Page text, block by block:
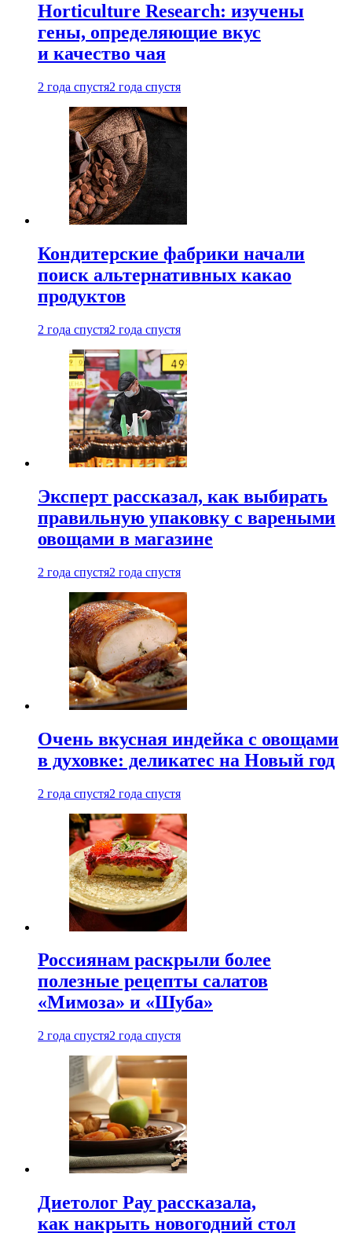
Horticulture Research: изучены
гены, определяющие вкус
и качество чая
2 года спустя2 года спустя
Кондитерские фабрики начали
поиск альтернативных какао
продуктов
2 года спустя2 года спустя
Эксперт рассказал, как выбирать
правильную упаковку с вареными
овощами в магазине
2 года спустя2 года спустя
Очень вкусная индейка с овощами
в духовке: деликатес на Новый год
2 года спустя2 года спустя
Россиянам раскрыли более
полезные рецепты салатов
«Мимоза» и «Шуба»
2 года спустя2 года спустя
Диетолог Рау рассказала,
как накрыть новогодний стол